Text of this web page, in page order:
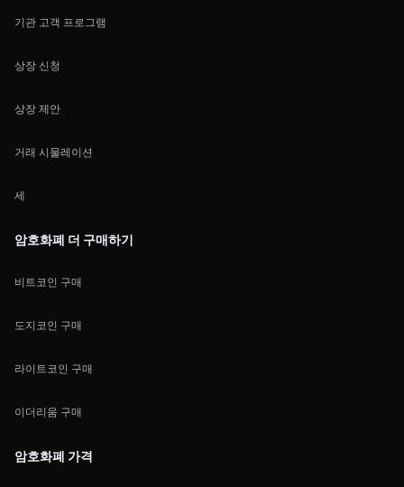
기관 고객 프로그램
상장 신청
상장 제안
거래 시물레이션
세
암호화폐 더 구매하기
비트코인 구매
도지코인 구매
라이트코인 구매
이더리움 구매
암호화폐 가격